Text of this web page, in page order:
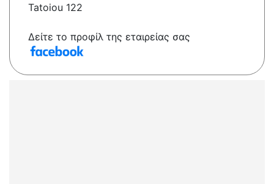
Tatoiou 122
Δείτε το προφίλ της εταιρείας σας